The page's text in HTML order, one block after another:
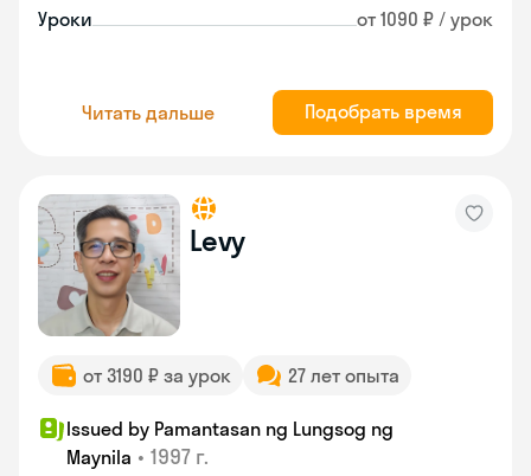
Уроки от 1090 ₽ / урок
Читать дальше Подобрать время
Levy
от 3190 ₽ за урок 27 лет опыта
Issued by Pamantasan ng Lungsog ng
Maynila • 1997 г.